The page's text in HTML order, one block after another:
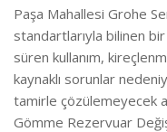
Paşa Mahallesi Grohe
standartlarıyla bilinen bir
süren kullanım,
kaynaklı sorunlar
tamirle çözülemeyecek
Gömme Rezervuar